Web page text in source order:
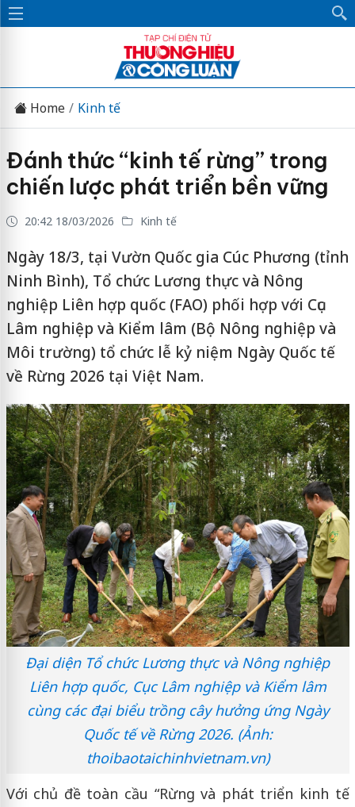
Home Kinh tế
Đánh thức “kinh tế rừng” trong
chiến lược phát triển bền vững
20:42 18/03/2026 Kinh tế
Ngày 18/3, tại Vườn Quốc gia Cúc Phương (tỉnh
Ninh Bình), Tổ chức Lương thực và Nông
nghiệp Liên hợp quốc (FAO) phối hợp với Cục
Lâm nghiệp và Kiểm lâm (Bộ Nông nghiệp và
Môi trường) tổ chức lễ kỷ niệm Ngày Quốc tế
về Rừng 2026 tại Việt Nam.
Đại diện Tổ chức Lương thực và Nông nghiệp
Liên hợp quốc, Cục Lâm nghiệp và Kiểm lâm
cùng các đại biểu trồng cây hưởng ứng Ngày
Quốc tế về Rừng 2026. (Ảnh:
thoibaotaichinhvietnam.vn)
Với chủ đề toàn cầu “Rừng và phát triển kinh tế